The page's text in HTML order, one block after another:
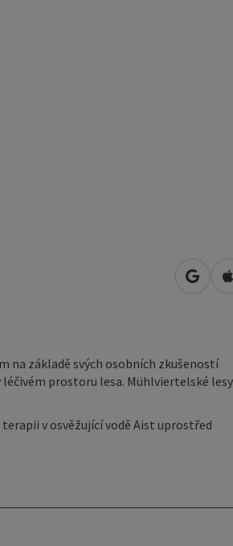
Otevřít
na základě svých osobních zkušeností
prostoru lesa. Mühlviertelské lesy
v osvěžující vodě Aist uprostřed